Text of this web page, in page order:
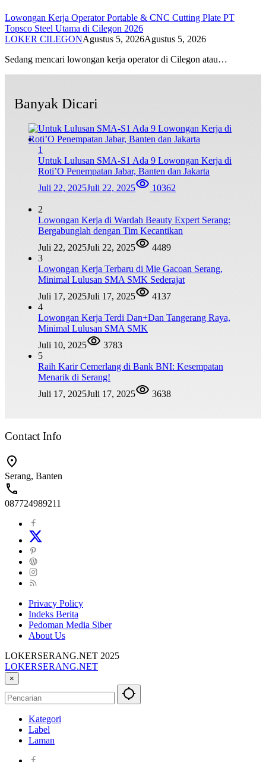
Lowongan Kerja Operator Portable & CNC Cutting Plate PT
Topsco Steel Utama di Cilegon 2026
LOKER CILEGONAgustus 5, 2026Agustus 5, 2026
Sedang mencari lowongan kerja operator di Cilegon atau…
Banyak Dicari
1
Untuk Lulusan SMA-S1 Ada 9 Lowongan Kerja di
Roti’O Penempatan Jabar, Banten dan Jakarta
Juli 22, 2025Juli 22, 2025 10362
2
Lowongan Kerja di Wardah Beauty Expert Serang:
Bergabunglah dengan Tim Kecantikan
Juli 22, 2025Juli 22, 2025
4489
3
Lowongan Kerja Terbaru di Mie Gacoan Serang,
Minimal Lulusan SMA SMK Sederajat
Juli 17, 2025Juli 17, 2025
4137
4
Lowongan Kerja Terdi Dan+Dan Tangerang Raya,
Minimal Lulusan SMA SMK
Juli 10, 2025
3783
5
Raih Karir Cemerlang di Bank BNI: Kesempatan
Menarik di Serang!
Juli 17, 2025Juli 17, 2025 3638
Contact Info
Serang, Banten
087724989211
Privacy Policy
Indeks Berita
Pedoman Media Siber
About Us
LOKERSERANG.NET 2025
LOKERSERANG.NET
Info
Lowongan
Kerja
Sekitarnya
×
Kategori
Label
Laman